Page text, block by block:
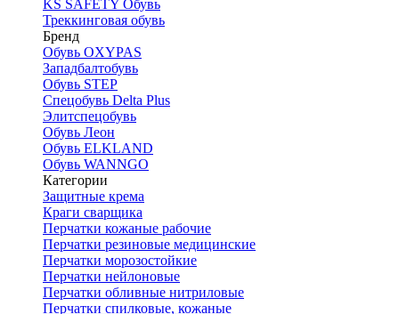
KS SAFETY Обувь
Треккинговая обувь
Бренд
Обувь OXYPAS
Западбалтобувь
Обувь STEP
Спецобувь Delta Plus
Элитспецобувь
Обувь Леон
Обувь ELKLAND
Обувь WANNGO
Категории
Защитные крема
Краги сварщика
Перчатки кожаные рабочие
Перчатки резиновые медицинские
Перчатки морозостойкие
Перчатки нейлоновые
Перчатки обливные нитриловые
Перчатки спилковые, кожаные